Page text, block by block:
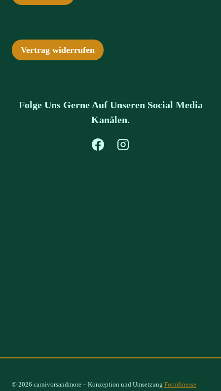
Vertrag widerrufen
Folge Uns Gerne Auf Unseren Social Media
Kanälen.
© 2026 carnivorsandmore – Konzeption und Umsetzung Formfinesse